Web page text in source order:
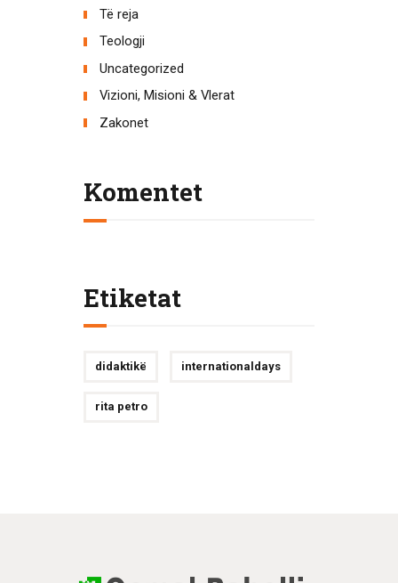
Të reja
Teologji
Uncategorized
Vizioni, Misioni & Vlerat
Zakonet
Komentet
Etiketat
didaktikë internationaldays
rita petro